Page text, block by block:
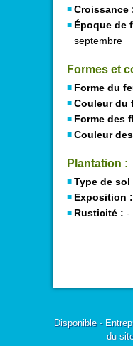
Croissance
Époque de
septembre
Formes et
Forme du
Couleur du
Forme des
Couleur
Plantation :
Type de sol
Exposition :
Rusticité : -
Disponible-
du